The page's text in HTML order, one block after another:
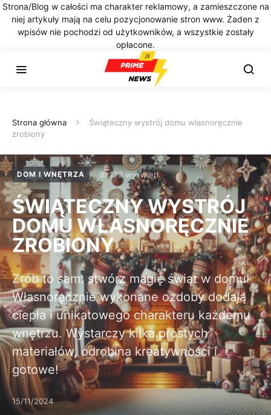
Strona/Blog w całości ma charakter reklamowy, a zamieszczone na
niej artykuły mają na celu pozycjonowanie stron www. Żaden z
wpisów nie pochodzi od użytkowników, a wszystkie zostały
opłacone.
Strona główna
Świąteczny wystrój domu własnoręcznie
zrobiony
DOM I WNĘTRZA 123 wyświetl.
ŚWIĄTECZNY WYSTRÓJ
DOMU WŁASNORĘCZNIE
ZROBIONY
Zrób to sam: stwórz magię świąt w domu!
Własnoręcznie wykonane ozdoby dodają
ciepła i unikatowego charakteru każdemu
wnętrzu. Wystarczy kilka prostych
materiałów, odrobina kreatywności i
gotowe!
15/11/2024